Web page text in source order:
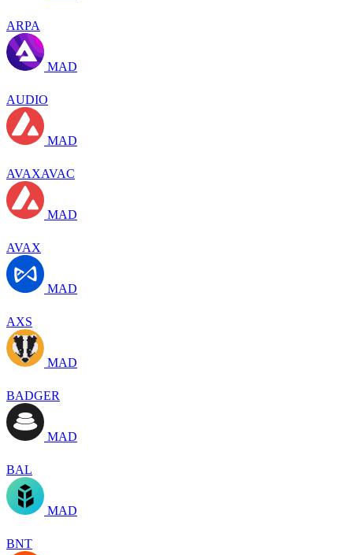
ARPA
MAD
AUDIO
MAD
AVAXAVAC
MAD
AVAX
MAD
AXS
MAD
BADGER
MAD
BAL
MAD
BNT